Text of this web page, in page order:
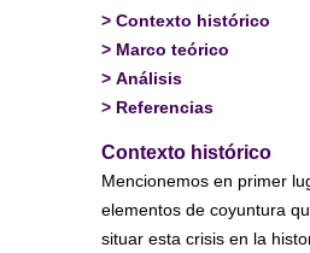
> Contexto histórico
> Marco teórico
> Análisis
> Referencias
Contexto histórico
Mencionemos en primer
elementos de coyuntura
situar esta crisis en la